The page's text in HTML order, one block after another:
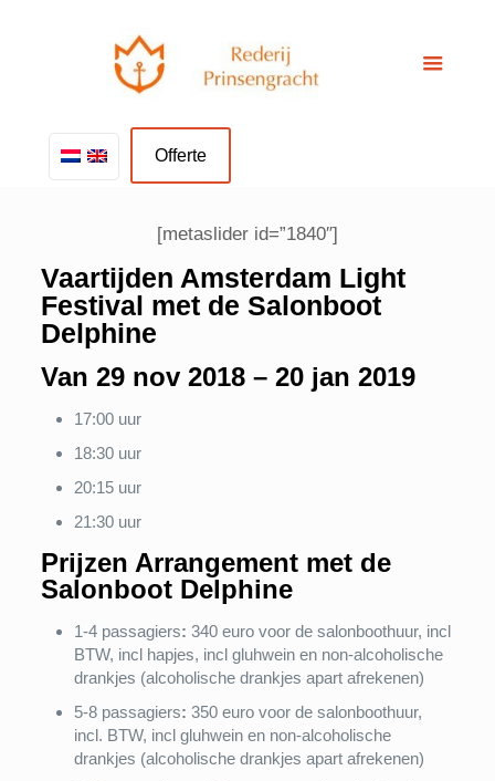
Offerte
[metaslider id=”1840″]
Vaartijden Amsterdam Light
Festival met de Salonboot
Delphine
Van 29 nov 2018 – 20 jan 2019
17:00 uur
18:30 uur
20:15 uur
21:30 uur
Prijzen Arrangement met de
Salonboot Delphine
1-4 passagiers: 340 euro voor de salonboothuur, incl
BTW, incl hapjes, incl gluhwein en non-alcoholische
drankjes (alcoholische drankjes apart afrekenen)
5-8 passagiers: 350 euro voor de salonboothuur,
incl. BTW, incl gluhwein en non-alcoholische
drankjes (alcoholische drankjes apart afrekenen)